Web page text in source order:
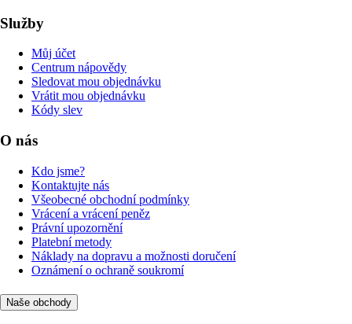
Služby
Můj účet
Centrum nápovědy
Sledovat mou objednávku
Vrátit mou objednávku
Kódy slev
O nás
Kdo jsme?
Kontaktujte nás
Všeobecné obchodní podmínky
Vrácení a vrácení peněz
Právní upozornění
Platební metody
Náklady na dopravu a možnosti doručení
Oznámení o ochraně soukromí
Naše obchody